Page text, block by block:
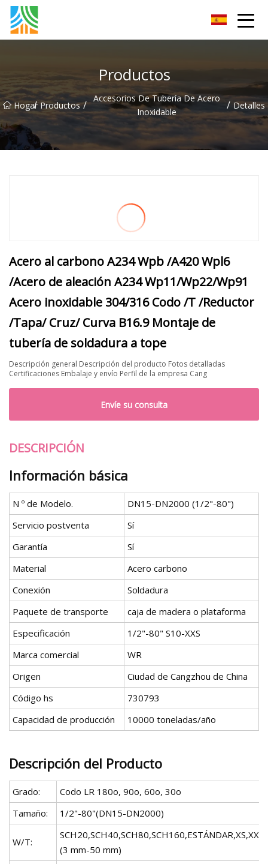
Productos
Hogar
/ Productos / Accesorios De Tubería De Acero
Inoxidable
/ Detalles
Acero al carbono A234 Wpb /A420 Wpl6
/Acero de aleación A234 Wp11/Wp22/Wp91
Acero inoxidable 304/316 Codo /T /Reductor
/Tapa/ Cruz/ Curva B16.9 Montaje de
tubería de soldadura a tope
Descripción general Descripción del producto Fotos detalladas
Certificaciones Embalaje y envío Perfil de la empresa Cang
Envíe su consulta
DESCRIPCIÓN
Información básica
N º de Modelo.
DN15-DN2000 (1/2"-80")
Servicio postventa
Sí
Garantía
Sí
Material
Acero carbono
Conexión
Soldadura
Paquete de transporte
caja de madera o plataforma
Especificación
1/2"-80" S10-XXS
Marca comercial
WR
Origen
Ciudad de Cangzhou de China
Código hs
730793
Capacidad de producción
10000 toneladas/año
Descripción del Producto
Grado:
Codo LR 180o, 90o, 60o, 30o
Tamaño:
1/2"-80"(DN15-DN2000)
W/T:
SCH20,SCH40,SCH80,SCH160,ESTÁNDAR,XS,XXS
(3 mm-50 mm)